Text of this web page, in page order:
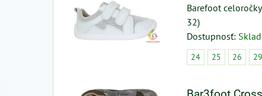
Barefoot
32)
Dostupnosť:
24 25 26 29